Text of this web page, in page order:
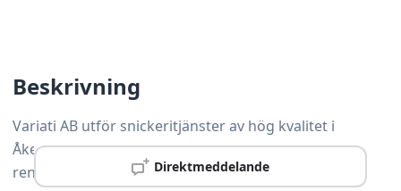
Direktmeddelande
Beskrivning
Variati AB utför snickeritjänster av hög kvalitet i
Åkersberga – från mindre reparationer till större
renoveringsprojekt.